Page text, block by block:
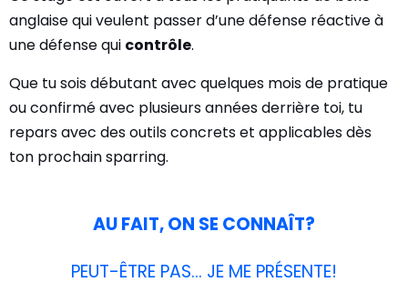
anglaise qui veulent passer d’une défense réactive à
une défense qui contrôle.
Que tu sois débutant avec quelques mois de pratique
ou confirmé avec plusieurs années derrière toi, tu
repars avec des outils concrets et applicables dès
ton prochain sparring.
AU FAIT, ON SE CONNAÎT?
PEUT-ÊTRE PAS... JE ME PRÉSENTE!